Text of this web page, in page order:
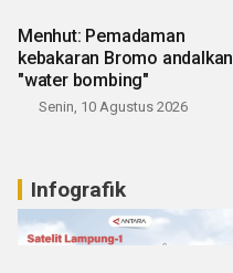
Menhut: Pemadaman
kebakaran Bromo andalkan
"water bombing"
Senin, 10 Agustus 2026
Infografik